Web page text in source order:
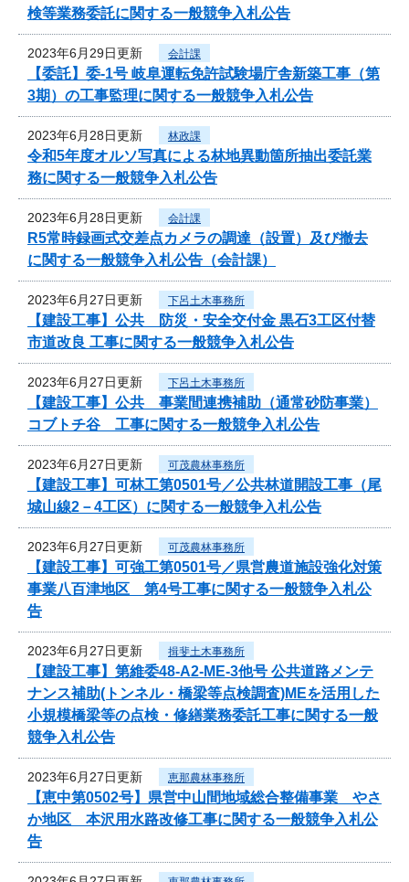
検等業務委託に関する一般競争入札公告
2023年6月29日更新 会計課
【委託】委-1号 岐阜運転免許試験場庁舎新築工事（第
3期）の工事監理に関する一般競争入札公告
2023年6月28日更新 林政課
令和5年度オルソ写真による林地異動箇所抽出委託業
務に関する一般競争入札公告
2023年6月28日更新 会計課
R5常時録画式交差点カメラの調達（設置）及び撤去
に関する一般競争入札公告（会計課）
2023年6月27日更新 下呂土木事務所
【建設工事】公共 防災・安全交付金 黒石3工区付替
市道改良 工事に関する一般競争入札公告
2023年6月27日更新 下呂土木事務所
【建設工事】公共 事業間連携補助（通常砂防事業）
コブトチ谷 工事に関する一般競争入札公告
2023年6月27日更新 可茂農林事務所
【建設工事】可林工第0501号／公共林道開設工事（尾
城山線2－4工区）に関する一般競争入札公告
2023年6月27日更新 可茂農林事務所
【建設工事】可強工第0501号／県営農道施設強化対策
事業八百津地区 第4号工事に関する一般競争入札公
告
2023年6月27日更新 揖斐土木事務所
【建設工事】第維委48-A2-ME-3他号 公共道路メンテ
ナンス補助(トンネル・橋梁等点検調査)MEを活用した
小規模橋梁等の点検・修繕業務委託工事に関する一般
競争入札公告
2023年6月27日更新 恵那農林事務所
【恵中第0502号】県営中山間地域総合整備事業 やさ
か地区 本沢用水路改修工事に関する一般競争入札公
告